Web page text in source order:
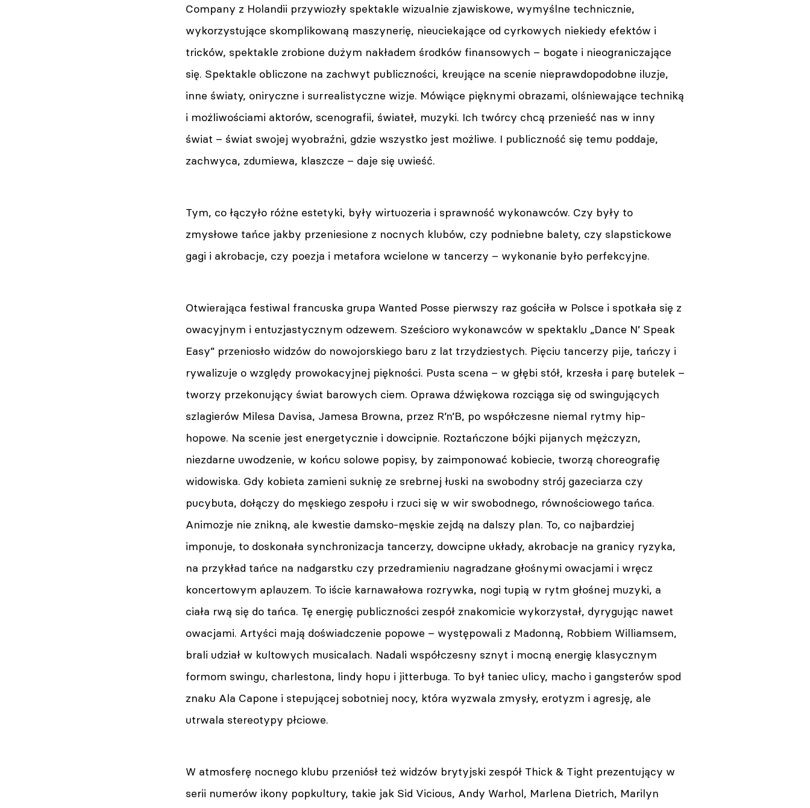
Company z Holandii przywiozły spektakle wizualnie zjawiskowe, wymyślne technicznie,
wykorzystujące skomplikowaną maszynerię, nieuciekające od cyrkowych niekiedy efektów i
tricków, spektakle zrobione dużym nakładem środków finansowych – bogate i nieograniczające
się. Spektakle obliczone na zachwyt publiczności, kreujące na scenie nieprawdopodobne iluzje,
inne światy, oniryczne i surrealistyczne wizje. Mówiące pięknymi obrazami, olśniewające techniką
i możliwościami aktorów, scenografii, świateł, muzyki. Ich twórcy chcą przenieść nas w inny
świat – świat swojej wyobraźni, gdzie wszystko jest możliwe. I publiczność się temu poddaje,
zachwyca, zdumiewa, klaszcze – daje się uwieść.
Tym, co łączyło różne estetyki, były wirtuozeria i sprawność wykonawców. Czy były to
zmysłowe tańce jakby przeniesione z nocnych klubów, czy podniebne balety, czy slapstickowe
gagi i akrobacje, czy poezja i metafora wcielone w tancerzy – wykonanie było perfekcyjne.
Otwierająca festiwal francuska grupa Wanted Posse pierwszy raz gościła w Polsce i spotkała się z
owacyjnym i entuzjastycznym odzewem. Sześcioro wykonawców w spektaklu „Dance N’ Speak
Easy” przeniosło widzów do nowojorskiego baru z lat trzydziestych. Pięciu tancerzy pije, tańczy i
rywalizuje o względy prowokacyjnej piękności. Pusta scena – w głębi stół, krzesła i parę butelek –
tworzy przekonujący świat barowych ciem. Oprawa dźwiękowa rozciąga się od swingujących
szlagierów Milesa Davisa, Jamesa Browna, przez R’n’B, po współczesne niemal rytmy hip-
hopowe. Na scenie jest energetycznie i dowcipnie. Roztańczone bójki pijanych mężczyzn,
niezdarne uwodzenie, w końcu solowe popisy, by zaimponować kobiecie, tworzą choreografię
widowiska. Gdy kobieta zamieni suknię ze srebrnej łuski na swobodny strój gazeciarza czy
pucybuta, dołączy do męskiego zespołu i rzuci się w wir swobodnego, równościowego tańca.
Animozje nie znikną, ale kwestie damsko-męskie zejdą na dalszy plan. To, co najbardziej
imponuje, to doskonała synchronizacja tancerzy, dowcipne układy, akrobacje na granicy ryzyka,
na przykład tańce na nadgarstku czy przedramieniu nagradzane głośnymi owacjami i wręcz
koncertowym aplauzem. To iście karnawałowa rozrywka, nogi tupią w rytm głośnej muzyki, a
ciała rwą się do tańca. Tę energię publiczności zespół znakomicie wykorzystał, dyrygując nawet
owacjami. Artyści mają doświadczenie popowe – występowali z Madonną, Robbiem Williamsem,
brali udział w kultowych musicalach. Nadali współczesny sznyt i mocną energię klasycznym
formom swingu, charlestona, lindy hopu i jitterbuga. To był taniec ulicy, macho i gangsterów spod
znaku Ala Capone i stepującej sobotniej nocy, która wyzwala zmysły, erotyzm i agresję, ale
utrwala stereotypy płciowe.
W atmosferę nocnego klubu przeniósł też widzów brytyjski zespół Thick & Tight prezentujący w
serii numerów ikony popkultury, takie jak Sid Vicious, Andy Warhol, Marlena Dietrich, Marilyn